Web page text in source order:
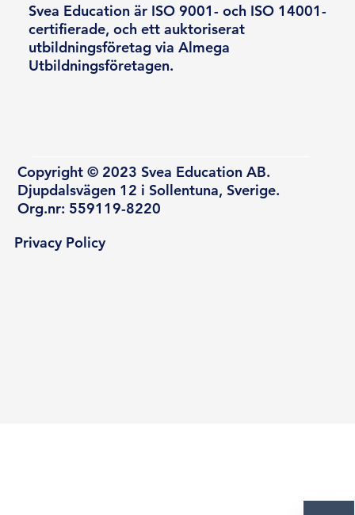
Svea Education är ISO 9001- och ISO 14001-
certifierade, och ett auktoriserat
utbildningsföretag via Almega
Utbildningsföretagen.
Copyright © 2023 Svea Education AB.
Djupdalsvägen 12 i Sollentuna, Sverige.
Org.nr: 559119-8220
Privacy Policy